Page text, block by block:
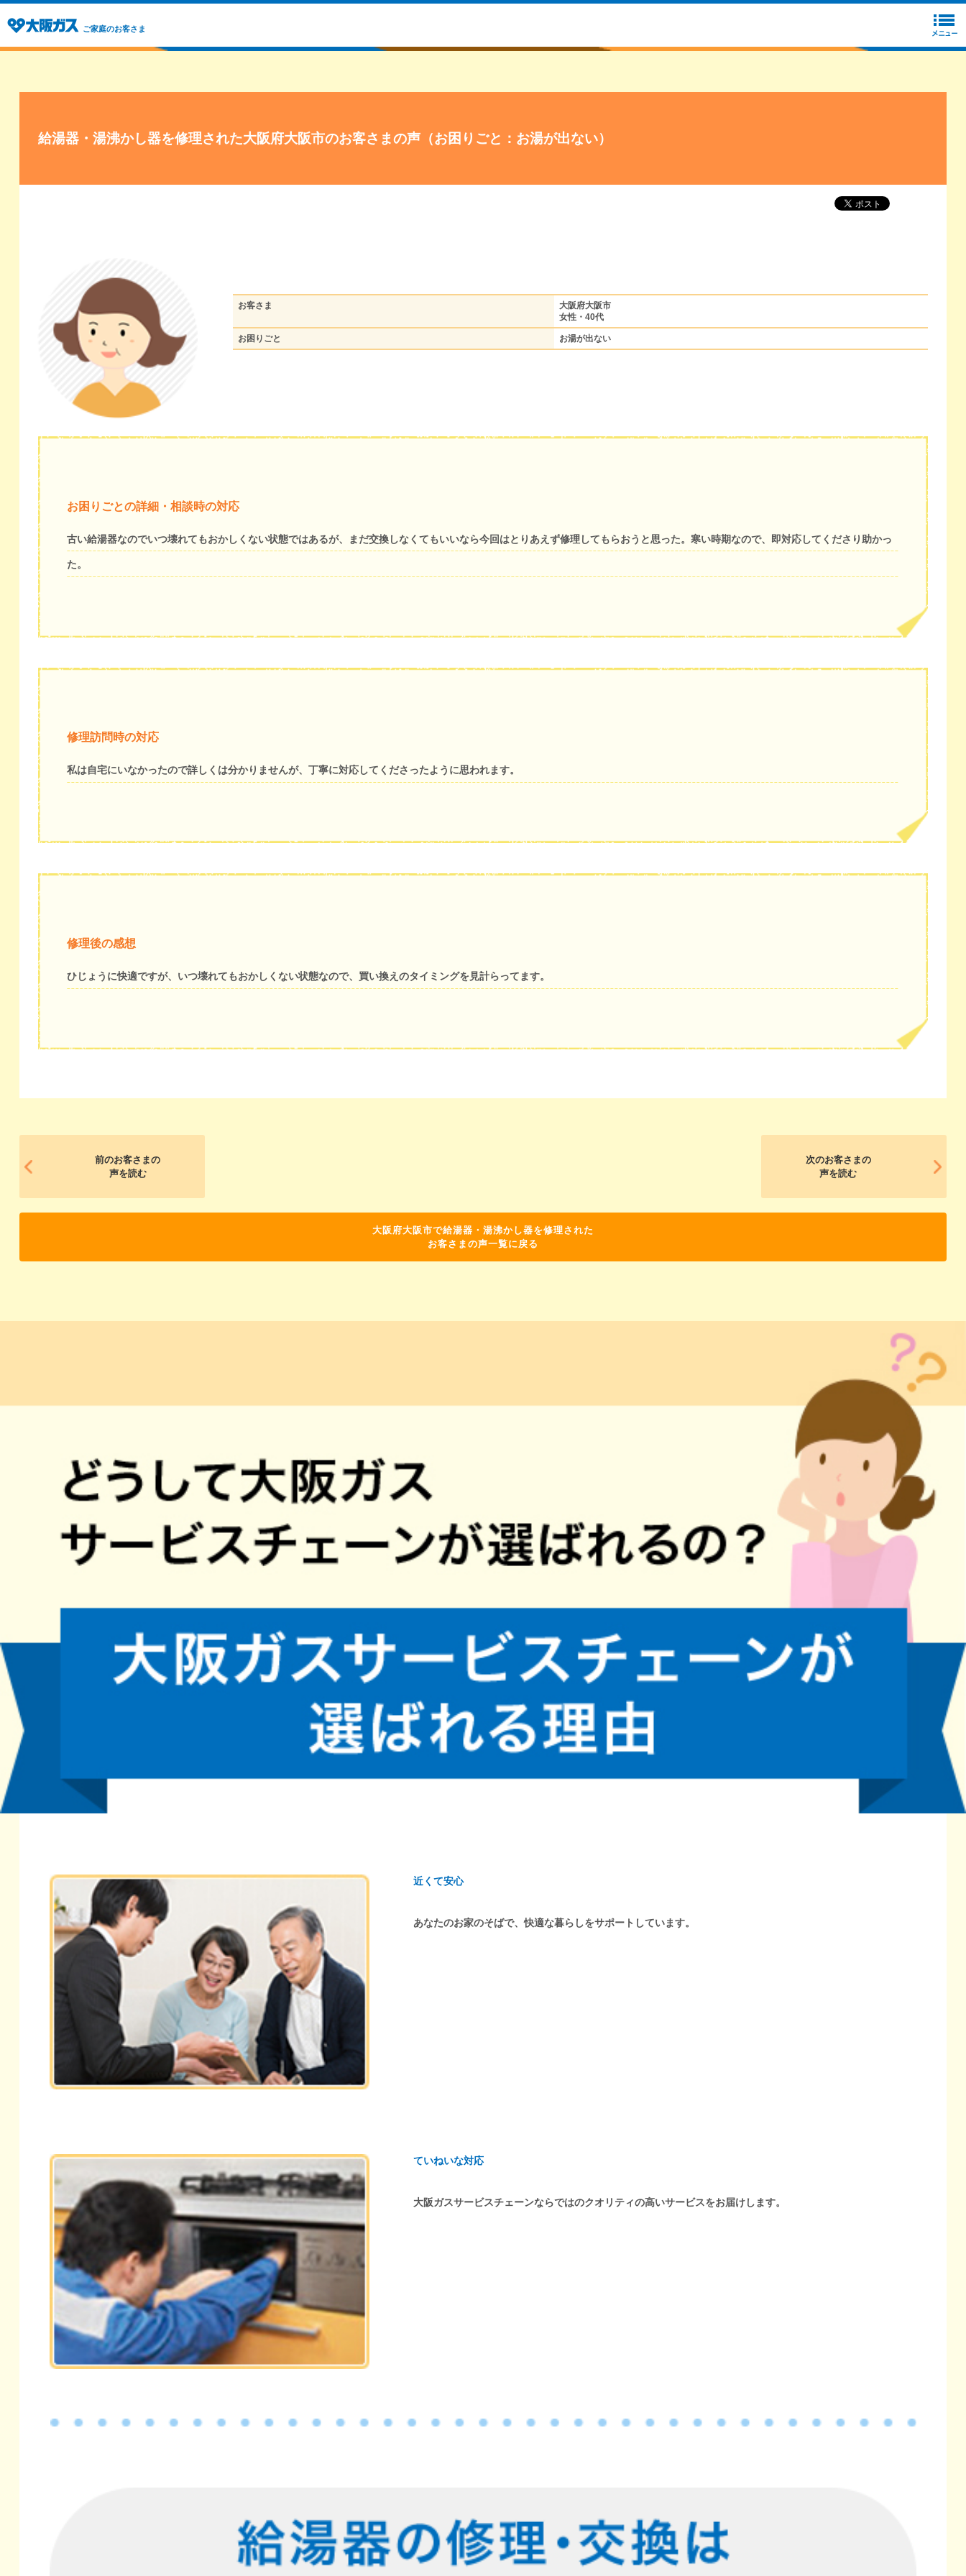
ご家庭のお客さま
給湯器・湯沸かし器を修理された大阪府大阪市のお客さまの声（お困りごと：お湯が出ない）
お客さま
大阪府大阪市
女性・40代
お困りごと お湯が出ない
お困りごとの詳細・相談時の対応
古い給湯器なのでいつ壊れてもおかしくない状態ではあるが、まだ交換しなくてもいいなら今回はとりあえず修理してもらおうと思った。寒い時期なので、即対応してくださり助かっ
た。
修理訪問時の対応
私は自宅にいなかったので詳しくは分かりませんが、丁寧に対応してくださったように思われます。
修理後の感想
ひじょうに快適ですが、いつ壊れてもおかしくない状態なので、買い換えのタイミングを見計らってます。
前のお客さまの
声を読む
次のお客さまの
声を読む
大阪府大阪市で給湯器・湯沸かし器を修理された
お客さまの声一覧に戻る
近くて安心
あなたのお家のそばで、快適な暮らしをサポートしています。
ていねいな対応
大阪ガスサービスチェーンならではのクオリティの高いサービスをお届けします。